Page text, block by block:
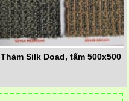
Thảm Silk Doad, tấm 500x500